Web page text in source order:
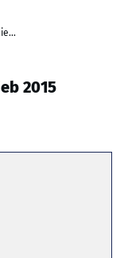
DAX-Vorstandsvergütung blieb 2015 konstant
2015